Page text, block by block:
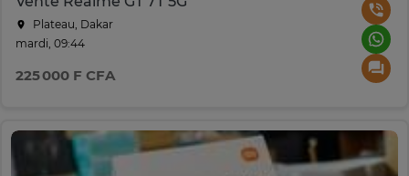
Plateau, Dakar
mardi, 09:44
225 000 F CFA